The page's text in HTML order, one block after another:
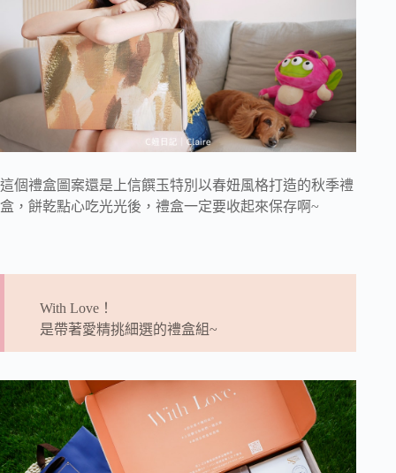
這個禮盒圖案還是上信饌玉特別以春妞風格打造的秋季禮
盒，餅乾點心吃光光後，禮盒一定要收起來保存啊~
With Love！
是帶著愛精挑細選的禮盒組~